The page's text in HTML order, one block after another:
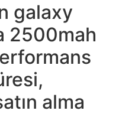
galaxy
2500mah
alma